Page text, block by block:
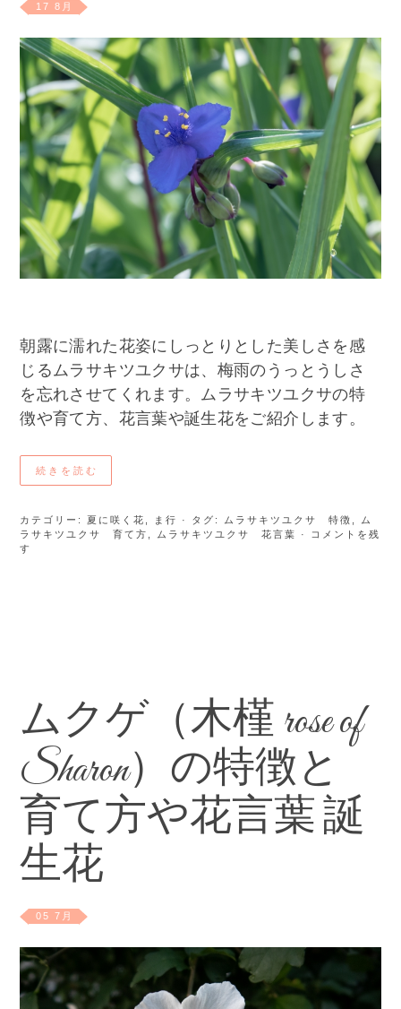
17 8月
朝露に濡れた花姿にしっとりとした美しさを感
じるムラサキツユクサは、梅雨のうっとうしさ
を忘れさせてくれます。ムラサキツユクサの特
徴や育て方、花言葉や誕生花をご紹介します。
続きを読む
カテゴリー: 夏に咲く花 ま行 · タグ: ムラサキツユクサ 特徴
ム
ラサキツユクサ 育て方
ムラサキツユクサ 花言葉
· コメントを残
す
ムクゲ（木槿 rose of
Sharon）の特徴と
育て方や花言葉 誕
生花
05 7月